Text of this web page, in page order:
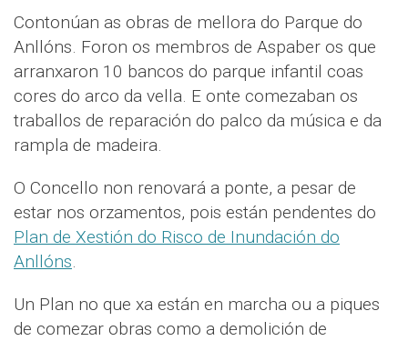
Contonúan as obras de mellora do Parque do
Anllóns. Foron os membros de Aspaber os que
arranxaron 10 bancos do parque infantil coas
cores do arco da vella. E onte comezaban os
traballos de reparación do palco da música e da
rampla de madeira.
O Concello non renovará a ponte, a pesar de
estar nos orzamentos, pois están pendentes do
Plan de Xestión do Risco de Inundación do
Anllóns.
Un Plan no que xa están en marcha ou a piques
de comezar obras como a demolición de